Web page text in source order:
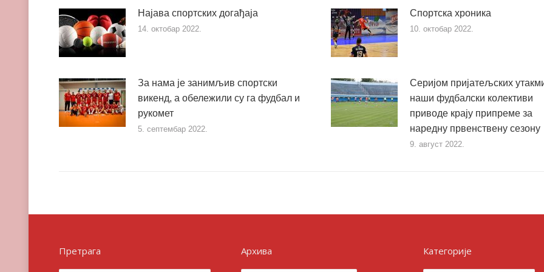
Најава спортских догађаја
14. октобар 2022.
Спортска хроника
10. октобар 2022.
За нама је занимљив спортски
викенд, а обележили су га фудбал и
рукомет
5. септембар 2022.
Серијом пријатељских
наши фудбалски колективи
приводе крају припреме за
наредну првенствену сезону
9. август 2022.
Претрага Архива Категорије